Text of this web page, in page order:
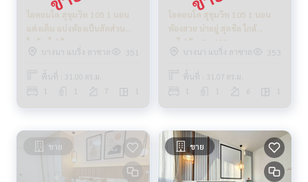
ไอคอนโด สุขุมวิท 105 1 นอน
แต่งเต็ม แบ่งห้องเป็นสัดส่วน
ใกล้รถไฟฟ้า
บางนา แบริ่ง ลาซาล
351
พื้นที่ : 31.00 ตร.ม.
7
ไอคอนโด สุขุมวิท 105 1 นอน
ห้องสวย น่าอยู่ สุดชิล ใกล้
รถไฟฟ้า _Do629
บางนา แบริ่ง ลาซาล
353
พื้นที่ : 31.07 ตร.ม.
6
ขาย ขาย